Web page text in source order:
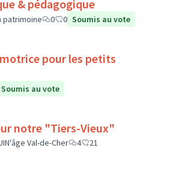
& pédagogique
patrimoine 0 0 Soumis au vote
pour les petits
Soumis au vote
notre "Tiers-Vieux"
Val-de-Cher 4
21